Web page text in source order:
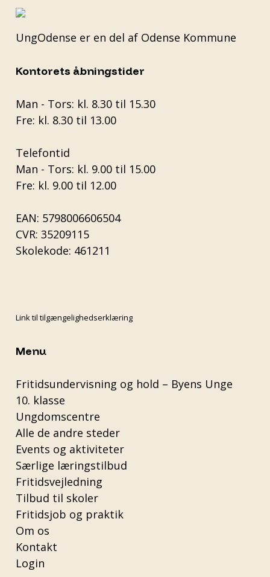
UngOdense er en del af Odense Kommune
Kontorets åbningstider
Man - Tors: kl. 8.30 til 15.30
Fre: kl. 8.30 til 13.00
Telefontid
Man - Tors: kl. 9.00 til 15.00
Fre: kl. 9.00 til 12.00
EAN: 5798006606504
CVR: 35209115
Skolekode: 461211
Link til tilgængelighedserklæring
Menu
Fritidsundervisning og hold – Byens Unge
10. klasse
Ungdomscentre
Alle de andre steder
Events og aktiviteter
Særlige læringstilbud
Fritidsvejledning
Tilbud til skoler
Fritidsjob og praktik
Om os
Kontakt
Login